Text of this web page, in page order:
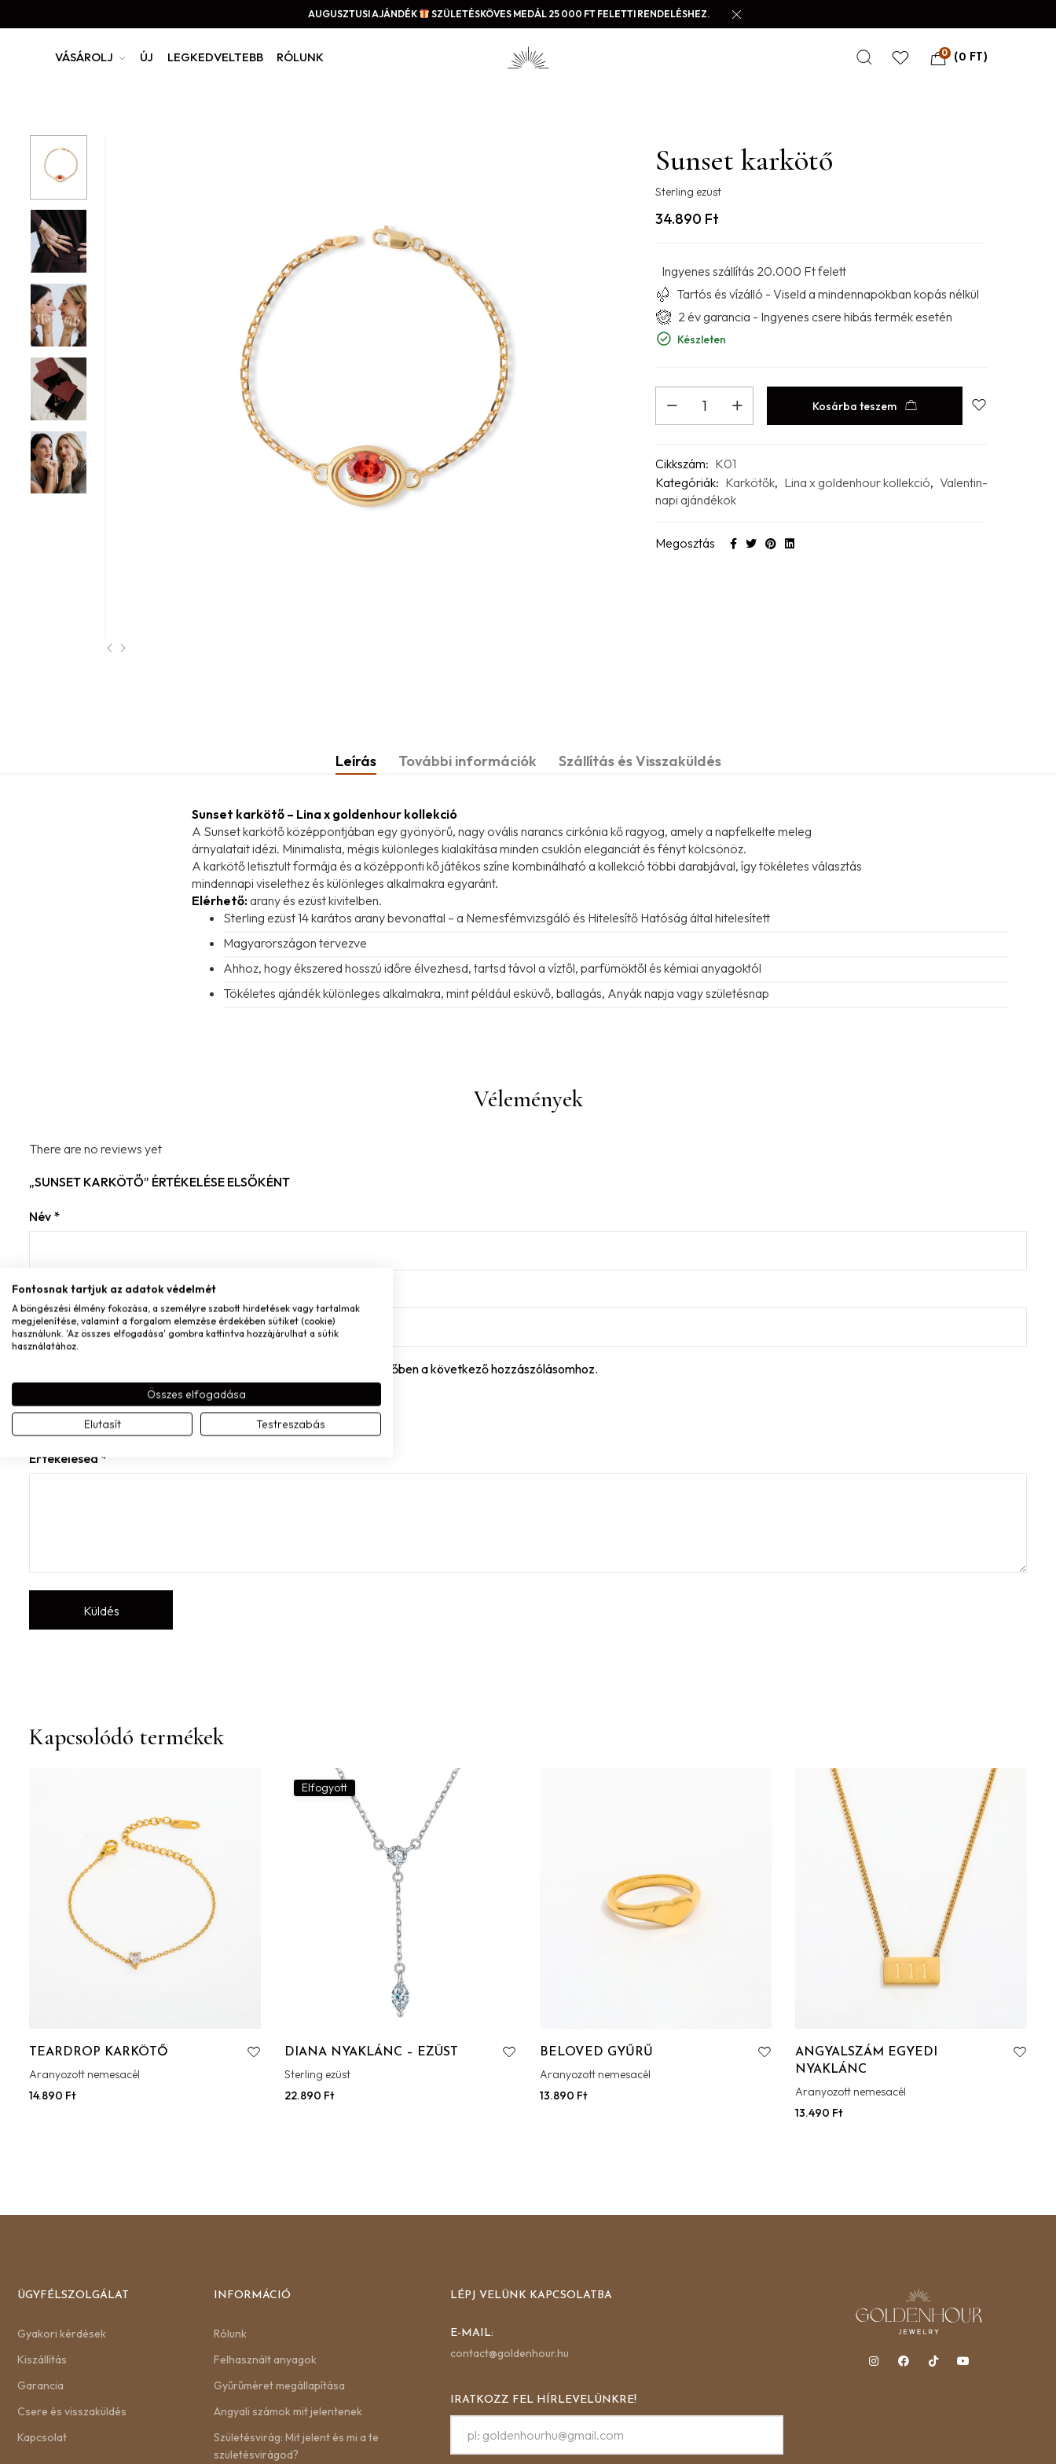
AUGUSZTUSI AJÁNDÉK SZÜLETÉSKÖVES MEDÁL 25 000 FT FELETTI RENDELÉSHEZ.
VÁSÁROLJ ÚJ LEGKEDVELTEBB RÓLUNK 0 (0 FT )
Sunset karkötő
Sterling ezüst
34.890 Ft
Ingyenes szállítás 20.000 Ft felett
Tartós és vízálló - Viseld a mindennapokban kopás nélkül
2 év garancia - Ingyenes csere hibás termék esetén
Készleten
Kosárba teszem
Cikkszám: K01
Kategóriák: Karkötők, Lina x goldenhour kollekció, Valentin-
napi ajándékok
Megosztás
Leírás További információk Szállítás és Visszaküldés
Sunset karkötő – Lina x goldenhour kollekció
A Sunset karkötő középpontjában egy gyönyörű, nagy ovális narancs cirkónia kő ragyog, amely a napfelkelte meleg
árnyalatait idézi. Minimalista, mégis különleges kialakítása minden csuklón eleganciát és fényt kölcsönöz.
A karkötő letisztult formája és a középponti kő játékos színe kombinálható a kollekció többi darabjával, így tökéletes választás
mindennapi viselethez és különleges alkalmakra egyaránt.
Elérhető:arany és ezüst kivitelben.
Sterling ezüst 14 karátos arany bevonattal – a Nemesfémvizsgáló és Hitelesítő Hatóság által hitelesített
Magyarországon tervezve
Ahhoz, hogy ékszered hosszú időre élvezhesd, tartsd távol a víztől, parfümöktől és kémiai anyagoktól
Tökéletes ajándék különleges alkalmakra, mint például esküvő, ballagás, Anyák napja vagy születésnap
Vélemények
There are no reviews yet
„SUNSET KARKÖTŐ” ÉRTÉKELÉSE ELSŐKÉNT
Név *
E-mail*
A nevem, e-mail címem, és weboldalcímem mentése a böngészőben a következő hozzászólásomhoz.
Értékelésed *
Kapcsolódó termékek
TEARDROP KARKÖTŐ
Aranyozott nemesacél
14.890 Ft
Elfogyott
DIANA NYAKLÁNC – EZÜST
Sterling ezüst
22.890 Ft
BELOVED GYŰRŰ
Aranyozott nemesacél
13.890 Ft
ANGYALSZÁM EGYEDI
NYAKLÁNC
Aranyozott nemesacél
13.490 Ft
ÜGYFÉLSZOLGÁLAT
Gyakori kérdések
Kiszállítás
Garancia
Csere és visszaküldés
Kapcsolat
INFORMÁCIÓ
Rólunk
Felhasznált anyagok
Gyűrűméret megállapítása
Angyali számok mit jelentenek
Születésvirág: Mit jelent és mi a te
születésvirágod?
LÉPJ VELÜNK KAPCSOLATBA
E-MAIL:
contact@goldenhour.hu
IRATKOZZ FEL HÍRLEVELÜNKRE!
Fontosnak tartjuk az adatok védelmét
A böngészési élmény fokozása, a személyre szabott hirdetések vagy tartalmak
megjelenítése, valamint a forgalom elemzése érdekében sütiket (cookie)
használunk. 'Az összes elfogadása' gombra kattintva hozzájárulhat a sütik
használatához.
Összes elfogadása
Elutasít Testreszabás